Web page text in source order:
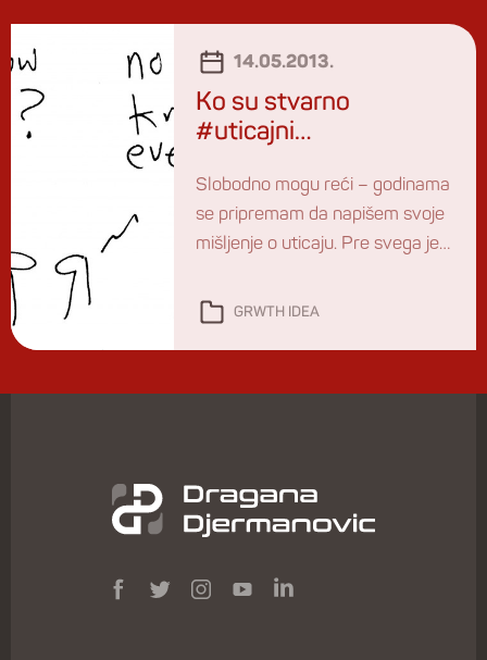
14.05.2013.
Ko su stvarno
#uticajni…
Slobodno mogu reći – godinama
se pripremam da napišem svoje
mišljenje o uticaju. Pre svega jer
medijima to magična reč kojom
se rangiraju neki zapravo sasvim
nakon starta, ovo neće biti
GRWTH IDEA